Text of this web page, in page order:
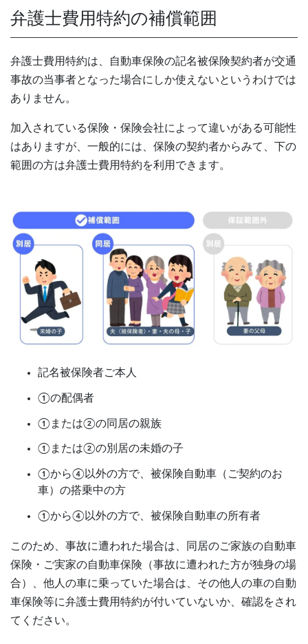
弁護士費用特約の補償範囲
弁護士費用特約は、自動車保険の記名被保険契約者が交通
事故の当事者となった場合にしか使えないというわけでは
ありません。
加入されている保険・保険会社によって違いがある可能性
はありますが、一般的には、保険の契約者からみて、下の
範囲の方は弁護士費用特約を利用できます。
記名被保険者ご本人
①の配偶者
①または②の同居の親族
①または②の別居の未婚の子
①から④以外の方で、被保険自動車（ご契約のお
車）の搭乗中の方
①から④以外の方で、被保険自動車の所有者
このため、事故に遭われた場合は、同居のご家族の自動車
保険・ご実家の自動車保険（事故に遭われた方が独身の場
合）、他人の車に乗っていた場合は、その他人の車の自動
車保険等に弁護士費用特約が付いていないか、確認をされ
てください。